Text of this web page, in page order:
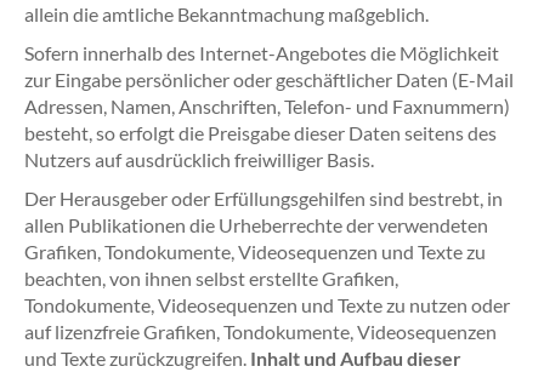
allein die amtliche Bekanntmachung maßgeblich.
Sofern innerhalb des Internet-Angebotes die Möglichkeit
zur Eingabe persönlicher oder geschäftlicher Daten (E-Mail
Adressen, Namen, Anschriften, Telefon- und Faxnummern)
besteht, so erfolgt die Preisgabe dieser Daten seitens des
Nutzers auf ausdrücklich freiwilliger Basis.
Der Herausgeber oder Erfüllungsgehilfen sind bestrebt, in
allen Publikationen die Urheberrechte der verwendeten
Grafiken, Tondokumente, Videosequenzen und Texte zu
beachten, von ihnen selbst erstellte Grafiken,
Tondokumente, Videosequenzen und Texte zu nutzen oder
auf lizenzfreie Grafiken, Tondokumente, Videosequenzen
und Texte zurückzugreifen. Inhalt und Aufbau dieser